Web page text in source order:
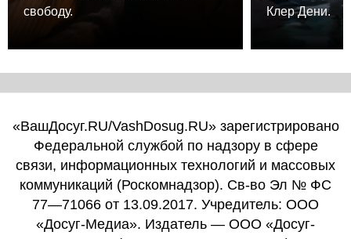
свободу.
Клер Дени.
«ВашДосуг.RU/VashDosug.RU» зарегистрировано
Федеральной службой по надзору в сфере
связи, информационных технологий и массовых
коммуникаций (Роскомнадзор). Св-во Эл № ФС
77—71066 от 13.09.2017. Учредитель: ООО
«Досуг-Медиа». Издатель — ООО «Досуг-